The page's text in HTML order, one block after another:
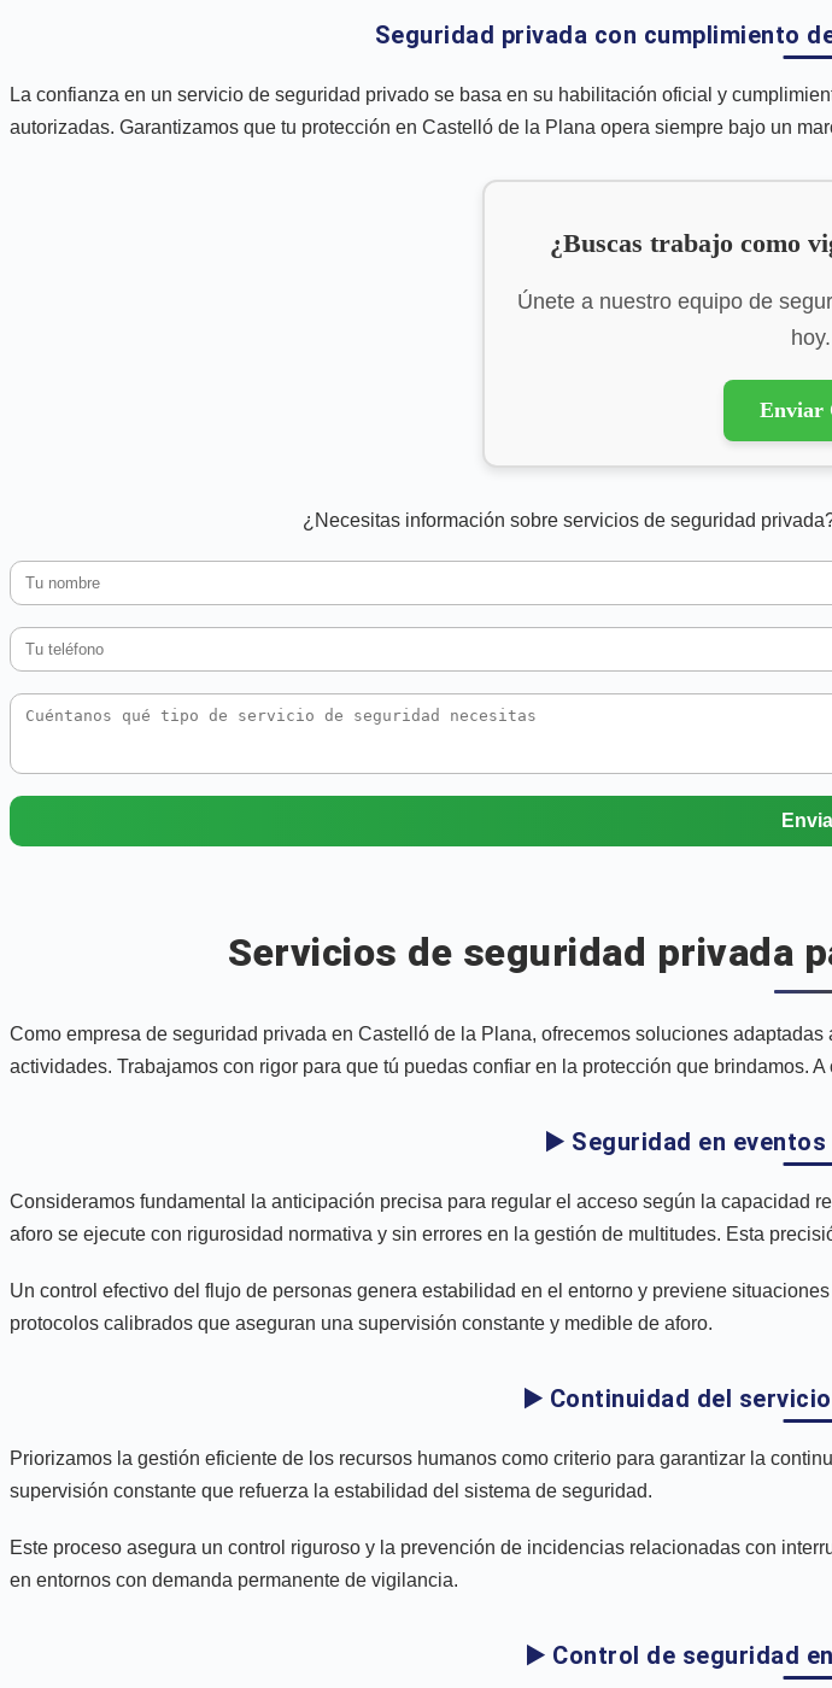
Seguridad privada con cumplimiento
La confianza en un servicio de seguridad privado se basa en su habilitación oficial y
autorizadas. Garantizamos que tu protección en Castelló de la Plana opera siempre bajo un
¿Buscas trabajo como
Únete a nuestro equipo de
hoy.
Enviar
¿Necesitas información sobre servicios de seguridad
Servicios de seguridad privada
Como empresa de seguridad privada en Castelló de la Plana, ofrecemos soluciones
actividades. Trabajamos con rigor para que tú puedas confiar en la protección que brindamos.
▶️ Seguridad en
Consideramos fundamental la anticipación precisa para regular el acceso según la capacidad
aforo se ejecute con rigurosidad normativa y sin errores en la gestión de multitudes. Esta
Un control efectivo del flujo de personas genera estabilidad en el entorno y previene
protocolos calibrados que aseguran una supervisión constante y medible de aforo.
▶️ Continuidad del
Priorizamos la gestión eficiente de los recursos humanos como criterio para garantizar la
supervisión constante que refuerza la estabilidad del sistema de seguridad.
Este proceso asegura un control riguroso y la prevención de incidencias relacionadas con
en entornos con demanda permanente de vigilancia.
▶️ Control de seguridad